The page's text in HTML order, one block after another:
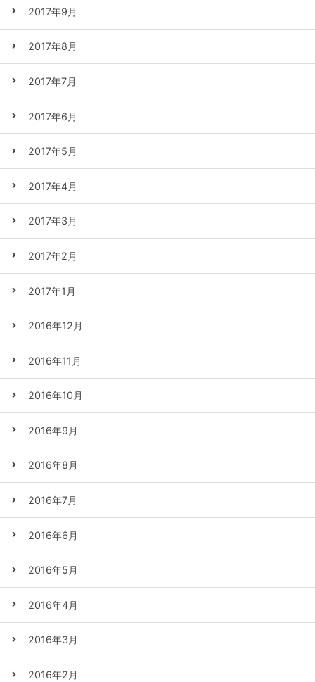
2017年9月
2017年8月
2017年7月
2017年6月
2017年5月
2017年4月
2017年3月
2017年2月
2017年1月
2016年12月
2016年11月
2016年10月
2016年9月
2016年8月
2016年7月
2016年6月
2016年5月
2016年4月
2016年3月
2016年2月